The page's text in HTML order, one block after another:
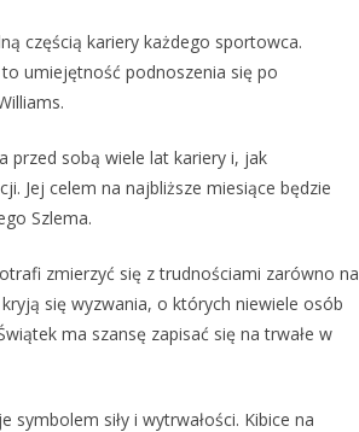
częścią kariery każdego sportowca.
umiejętność podnoszenia się po
przed sobą wiele lat kariery i, jak
Jej celem na najbliższe miesiące będzie
Szlema.
zmierzyć się z trudnościami zarówno na
się wyzwania, o których niewiele osób
ma szansę zapisać się na trwałe w
symbolem siły i wytrwałości. Kibice na